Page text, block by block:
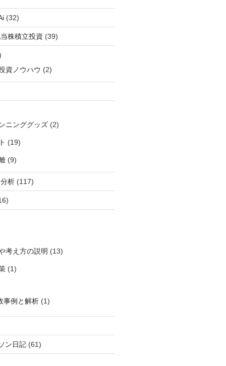
(32)
株積立投資 (39)
資ノウハウ (2)
ニンググッズ(2)
(19)
(9)
析(117)
考え方の説明 (13)
(1)
事例と解析(1)
ン日記(61)